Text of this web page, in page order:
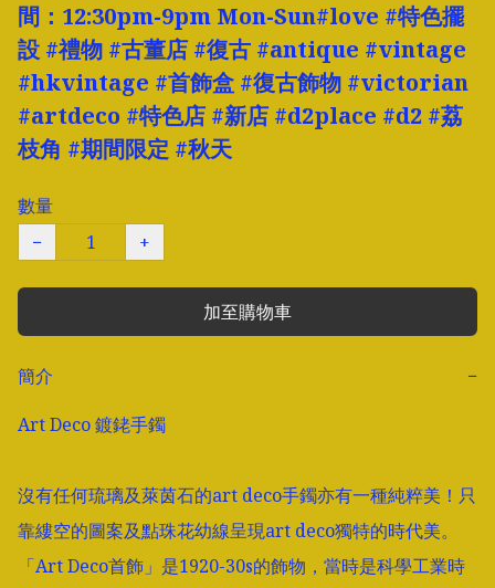
間：12:30pm-9pm Mon-Sun#love #特色擺
設 #禮物 #古董店 #復古 #antique #vintage
#hkvintage #首飾盒 #復古飾物 #victorian
#artdeco #特色店 #新店 #d2place #d2 #荔
枝角 #期間限定 #秋天
數量
−
+
加至購物車
簡介
−
Art Deco 鍍銠手鐲
沒有任何琉璃及萊茵石的art deco手鐲亦有一種純粹美！只
靠縷空的圖案及點珠花幼線呈現art deco獨特的時代美。
「Art Deco首飾」是1920-30s的飾物，當時是科學工業時